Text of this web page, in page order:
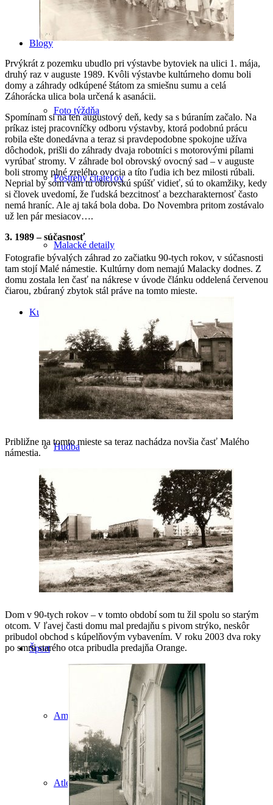
Blogy
Foto týždňa
Postrehy čitateľov
Malacké detaily
Kultúra
Divadlo
Hudba
Chill Out
Publikácie
Šport
Americký futbal
Atletika
Prvýkrát z pozemku ubudlo pri výstavbe bytoviek na ulici 1. mája,
druhý raz v auguste 1989. Kvôli výstavbe kultúrneho domu boli
domy a záhrady odkúpené štátom za smiešnu sumu a celá
Záhorácka ulica bola určená k asanácii.
Spomínam si na ten augustový deň, kedy sa s búraním začalo. Na
príkaz istej pracovníčky odboru výstavby, ktorá podobnú prácu
robila ešte donedávna a teraz si pravdepodobne spokojne užíva
dôchodok, prišli do záhrady dvaja robotníci s motorovými pílami
vyrúbať stromy. V záhrade bol obrovský ovocný sad – v auguste
boli stromy plné zrelého ovocia a títo ľudia ich bez milosti rúbali.
Neprial by som vám tú obrovskú spúšť vidieť, sú to okamžiky, kedy
si človek uvedomí, že ľudská bezcitnosť a bezcharakternosť často
nemá hraníc. Ale aj taká bola doba. Do Novembra pritom zostávalo
už len pár mesiacov….
3. 1989 – súčasnosť
Fotografie bývalých záhrad zo začiatku 90-tych rokov, v súčasnosti
tam stojí Malé námestie. Kultúrny dom nemajú Malacky dodnes. Z
domu zostala len časť na nákrese v úvode článku oddelená červenou
čiarou, zbúraný zbytok stál práve na tomto mieste.
Približne na tomto mieste sa teraz nachádza novšia časť Malého
námestia.
Dom v 90-tych rokov – v tomto období som tu žil spolu so starým
otcom. V ľavej časti domu mal predajňu s pivom strýko, neskôr
pribudol obchod s kúpelňovým vybavením. V roku 2003 dva roky
po smrti starého otca pribudla predajňa Orange.